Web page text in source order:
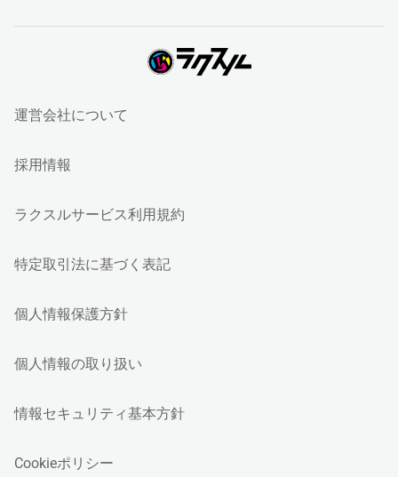
運営会社について
採用情報
ラクスルサービス利用規約
特定取引法に基づく表記
個人情報保護方針
個人情報の取り扱い
情報セキュリティ基本方針
Cookieポリシー